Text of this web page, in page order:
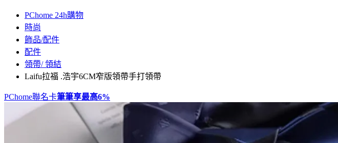
PChome 24h購物
時尚
飾品/配件
配件
領帶/ 領結
Laifu拉福 .浩宇6CM窄版領帶手打領帶
PChome聯名卡筆筆享最高6%